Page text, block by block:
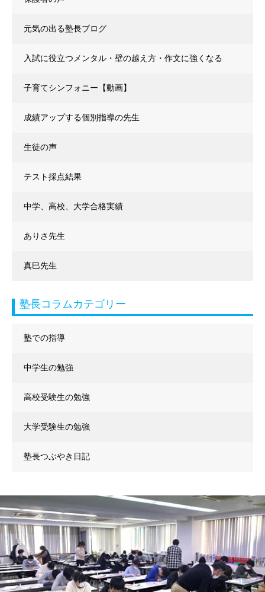
元気の出る塾長ブログ
入試に役立つメンタル・壁の越え方・作文に強くなる
子育てシンフォニー【動画】
成績アップする個別指導の先生
生徒の声
テスト採点結果
中学、高校、大学合格実績
ありさ先生
真巳先生
塾長コラムカテゴリー
塾での指導
中学生の勉強
高校受験生の勉強
大学受験生の勉強
塾長つぶやき日記